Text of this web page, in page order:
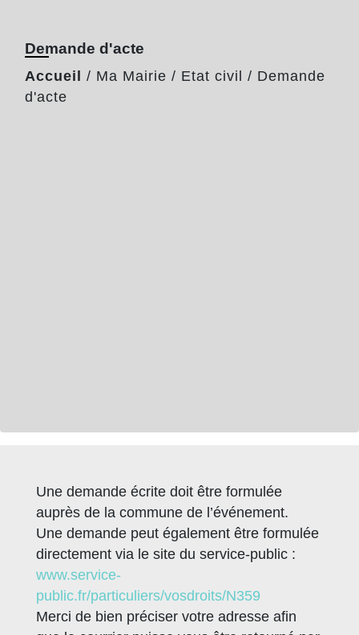
Demande d'acte
Accueil / Ma Mairie / Etat civil / Demande
d'acte
Une demande écrite doit être formulée
auprès de la commune de l’événement.
Une demande peut également être formulée
directement via le site du service-public :
www.service-
public.fr/particuliers/vosdroits/N359
Merci de bien préciser votre adresse afin